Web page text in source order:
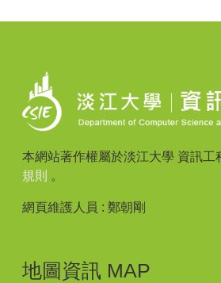
本網站著作權屬於淡江大學 資訊工
規則 。
網頁維護人員 : 鄭朝剛
地圖資訊 MAP